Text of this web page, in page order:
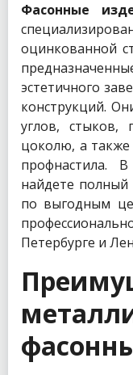
Фасонные
оцинкованной
эстетичного
конструкций.
углов, стыков,
цоколю, а
профнастила.
найдете полный
по выгодным
Петербурге и